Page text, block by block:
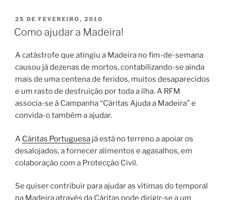
PUBLICADO
EM
25 DE FEVEREIRO, 2010
Como ajudar a Madeira!
A catástrofe que atingiu a Madeira no fim-de-semana
causou já dezenas de mortos, contabilizando-se ainda
mais de uma centena de feridos, muitos desaparecidos
e um rasto de destruição por toda a ilha. A RFM
associa-se à Campanha “Cáritas Ajuda a Madeira” e
convida-o também a ajudar.
A Cáritas Portuguesa já está no terreno a apoiar os
desalojados, a fornecer alimentos e agasalhos, em
colaboração com a Protecção Civil.
Se quiser contribuir para ajudar as vítimas do temporal
na Madeira através da Cáritas pode dirigir-se a um